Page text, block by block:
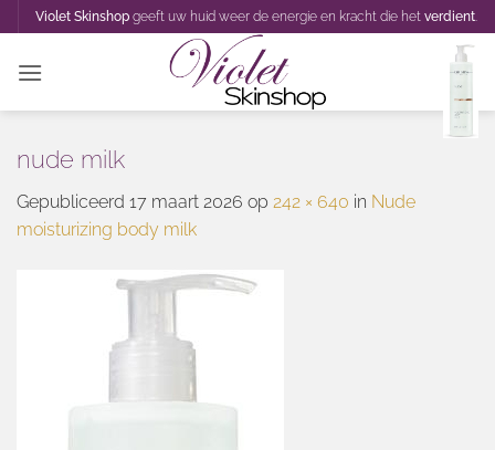
naar
inhoud
Violet Skinshopgeeft uw huid weer de energie en kracht die het verdient.
nude milk
Gepubliceerd 17 maart 2026 op 242 × 640 in Nude
moisturizing body milk